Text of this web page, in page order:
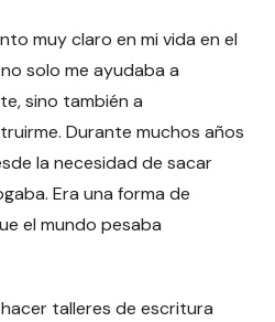
muy claro en mi vida en el
solo me ayudaba a
sino también a
Durante muchos años
la necesidad de sacar
Era una forma de
el mundo pesaba
talleres de escritura